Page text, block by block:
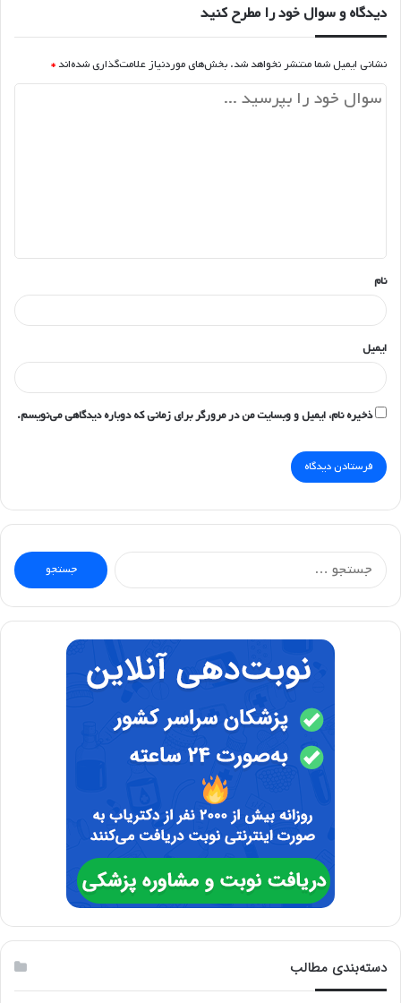
دیدگاه و سوال خود را مطرح کنید
نشانی ایمیل شما منتشر نخواهد شد. بخش‌های موردنیاز علامت‌گذاری شده‌اند *
*
نام
ایمیل
ذخیره نام، ایمیل و وبسایت من در مرورگر برای زمانی که دوباره دیدگاهی می‌نویسم.
جستجو
برای:
دسته‌بندی مطالب